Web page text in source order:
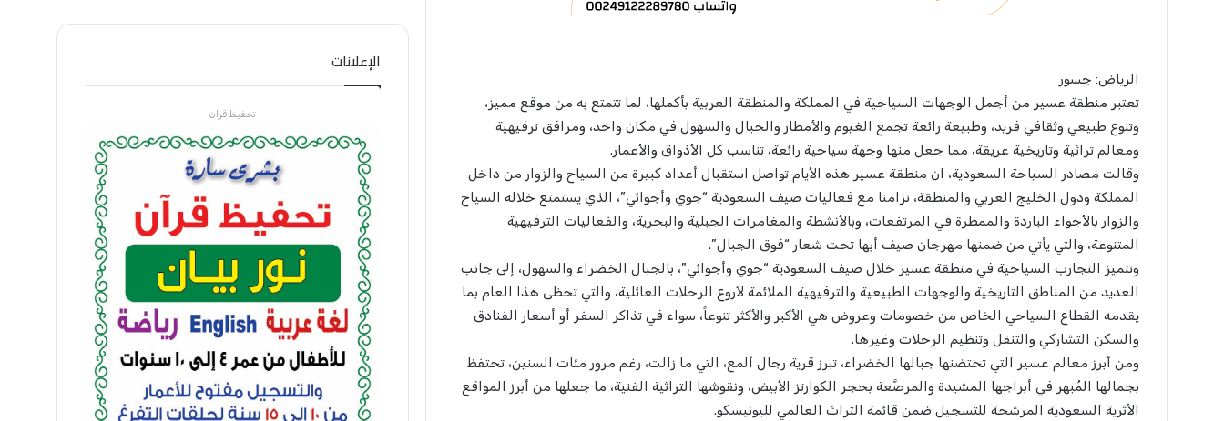
الرياض: جسور
تعتبر منطقة عسير من أجمل الوجهات السياحية في المملكة والمنطقة العربية بأكملها، لما تتمتع به من موقع مميز،
وتنوع طبيعي وثقافي فريد، وطبيعة رائعة تجمع الغيوم والأمطار والجبال والسهول في مكان واحد، ومرافق ترفيهية
ومعالم تراثية وتاريخية عريقة، مما جعل منها وجهة سياحية رائعة، تناسب كل الأذواق والأعمار.
وقالت مصادر السياحة السعودية، ان منطقة عسير هذه الأيام تواصل استقبال أعداد كبيرة من السياح والزوار من داخل
المملكة ودول الخليج العربي والمنطقة، تزامنا مع فعاليات صيف السعودية “جوي وأجوائي”، الذي يستمتع خلاله السياح
والزوار بالأجواء الباردة والممطرة في المرتفعات، وبالأنشطة والمغامرات الجبلية والبحرية، والفعاليات الترفيهية
المتنوعة، والتي يأتي من ضمنها مهرجان صيف أبها تحت شعار “فوق الجبال”.
وتتميز التجارب السياحية في منطقة عسير خلال صيف السعودية “جوي وأجوائي”، بالجبال الخضراء والسهول، إلى جانب
العديد من المناطق التاريخية والوجهات الطبيعية والترفيهية الملائمة لأروع الرحلات العائلية، والتي تحظى هذا العام بما
يقدمه القطاع السياحي الخاص من خصومات وعروض هي الأكبر والأكثر تنوعاً، سواء في تذاكر السفر أو أسعار الفنادق
والسكن التشاركي والتنقل وتنظيم الرحلات وغيرها.
ومن أبرز معالم عسير التي تحتضنها جبالها الخضراء، تبرز قرية رجال ألمع، التي ما زالت، رغم مرور مئات السنين، تحتفظ
بجمالها المُبهر في أبراجها المشيدة والمرصَّعة بحجر الكوارتز الأبيض، ونقوشها التراثية الفنية، ما جعلها من أبرز المواقع
الأثرية السعودية المرشحة للتسجيل ضمن قائمة التراث العالمي لليونيسكو.
الإعلانات
تحفيظ قران